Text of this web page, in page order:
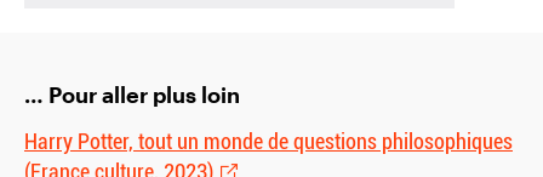
… Pour aller plus loin
Harry Potter, tout un monde de questions philosophiques
(France culture, 2023)